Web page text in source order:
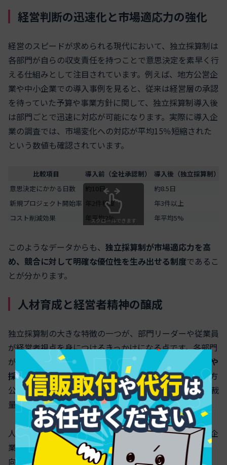
経営判断の迅速化と市場適応力の強化
経営のスピードが求められる現代において、独立採算制は
各部門が自らの収支責任を持つことで意思決定を素早く行
える仕組みとして注目されています。例えば、地方公営企
業や中小企業での導入事例を見ると、従来は経営層の承認
を待っていた予算や事業方針に関して、独立採算制導入後
は部門ごとで迅速に対応が可能になります。実際に導入企
業の調査では、市場変化への対応が平均15％短縮された
という数値も確認されています。
比較項目 導入前（全社承認制）
導入後（独立採算制）
意思決定にかかる日数
約10日
約8.5日
新規プロジェクト開始率 年2件程度
年3件以上
コスト削減効果
年平均2％ 年平均5%
スクロールできます
このようなデータからも、 独立採算制が市場適応力を高
め、競合に対して明確な優位性を生み出せる制度であるこ
とが分かります。
人材育成と経営者精神の醸成
独立採算制の大きな特徴の一つが、部門リーダーや従業員
が経営者視点を身につけるきっかけになる点です。各部門
が自己の収益・費用を意識して動くことで、
コスト感覚や
採算意識の向上が実現できます。特に水道事業などの地方
公営企業や、フランチャイズビジネス、個人事業主的な裁
量が必要な分野では、自立心が醸成されます。
人材育成の効果を数字で示すと、独立採算制を導入した企
業では管理職の意思決定能力スコアが平均して10～20％
向上、社内公募型プロジェクト参加率も15％以上高まっ